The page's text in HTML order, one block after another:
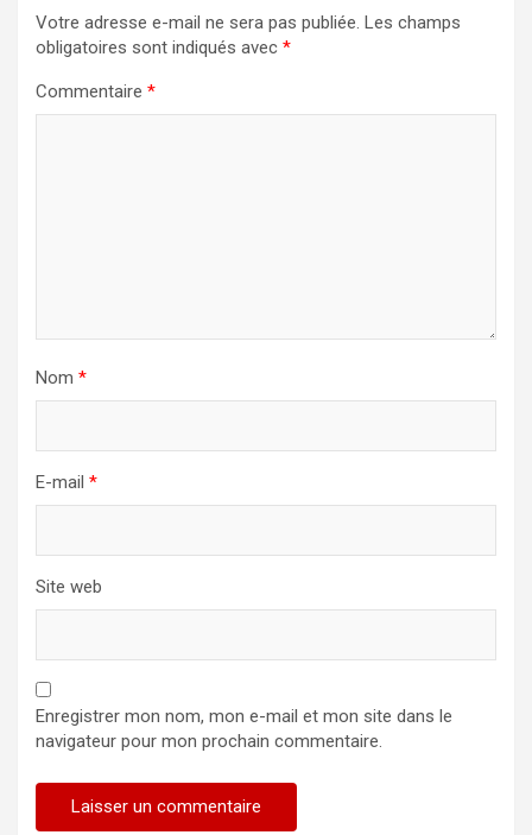
Votre adresse e-mail ne sera pas publiée. Les champs
obligatoires sont indiqués avec *
Commentaire *
Nom *
E-mail *
Site web
Enregistrer mon nom, mon e-mail et mon site dans le
navigateur pour mon prochain commentaire.